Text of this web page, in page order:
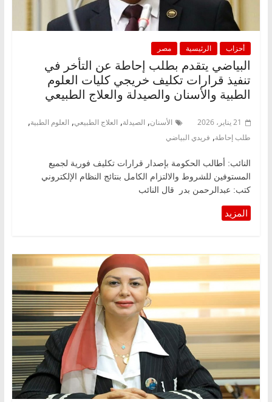
أحزاب الرئيسية مصر
البياضي يتقدم بطلب إحاطة عن التأخر في
تنفيذ قرارات تكليف خريجي كليات العلوم
الطبية والأسنان والصيدلة والعلاج الطبيعي
21 يناير، 2026 الأسنان, الصيدلة, العلاج الطبيعي, العلوم الطبية,
طلب إحاطة, فريدي البياضي
النائب: أطالب الحكومة بإصدار قرارات تكليف فورية لجميع
المستوفين للشروط والالتزام الكامل بنتائج النظام الإلكتروني
كتب: عبدالرحمن بدر قال النائب